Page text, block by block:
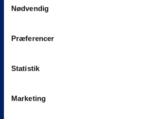
Nødvendig
Præferencer
Statistik
Marketing
HTX
Teknisk
Maritime uddannelser
Kursuscentret.nu